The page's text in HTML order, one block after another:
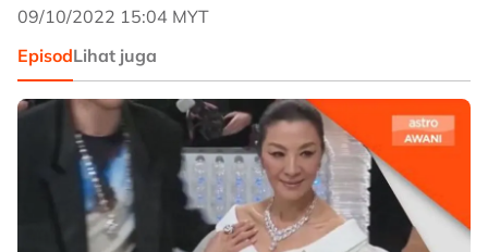
09/10/2022 15:04 MYT
EpisodLihat juga